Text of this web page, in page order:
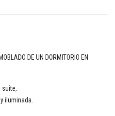
DE UN DORMITORIO EN
suite,
iluminada.